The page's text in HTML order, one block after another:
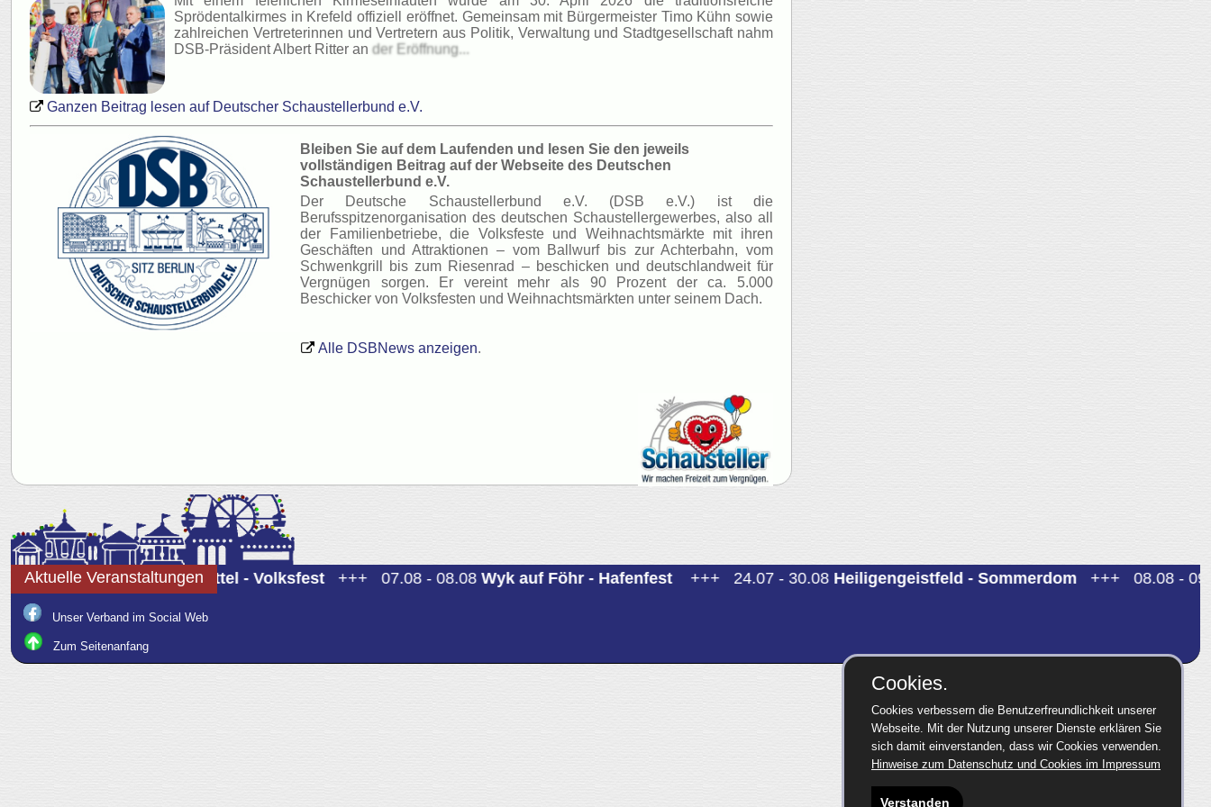
Sprödentalkirmes in Krefeld offiziell eröffnet. Gemeinsam mit Bürgermeister Timo Kühn sowie
zahlreichen Vertreterinnen und Vertretern aus Politik, Verwaltung und Stadtgesellschaft nahm
DSB-Präsident Albert Ritter an der Eröffnung...
Ganzen Beitrag lesen auf Deutscher Schaustellerbund e.V.
Bleiben Sie auf dem Laufenden und lesen Sie den jeweils
vollständigen Beitrag auf der Webseite des Deutschen
Schaustellerbund e.V.
Der Deutsche Schaustellerbund e.V. (DSB e.V.) ist die
Berufsspitzenorganisation des deutschen Schaustellergewerbes, also all
der Familienbetriebe, die Volksfeste und Weihnachtsmärkte mit ihren
Geschäften und Attraktionen – vom Ballwurf bis zur Achterbahn, vom
Schwenkgrill bis zum Riesenrad – beschicken und deutschlandweit für
Vergnügen sorgen. Er vereint mehr als 90 Prozent der ca. 5.000
Beschicker von Volksfesten und Weihnachtsmärkten unter seinem Dach.
Alle DSBNews anzeigen.
07.08 - 10.08Brunsbüttel - Volksfest+++ 07.08 - 08.08Wyk auf Föhr - Hafenfest+++ 24.07 - 30.08Heiligengeistfeld - Sommerdom+++ 08.08 -
Aktuelle Veranstaltungen
Unser Verband im Social Web
Zum Seitenanfang
Cookies.
Cookies verbessern die Benutzerfreundlichkeit unserer
Webseite. Mit der Nutzung unserer Dienste erklären Sie
sich damit einverstanden, dass wir Cookies verwenden.
Hinweise zum Datenschutz und Cookies im Impressum
Verstanden